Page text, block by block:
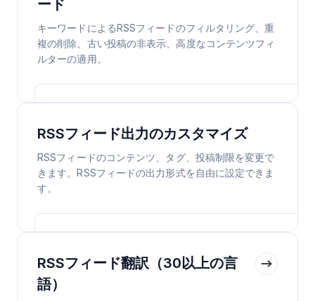
ード
キーワードによるRSSフィードのフィルタリング、重
複の削除、古い投稿の非表示、高度なコンテンツフィ
ルターの適用。
RSSフィード出力のカスタマイズ
RSSフィードのコンテンツ、タグ、投稿制限を変更で
きます。RSSフィードの出力形式を自由に設定できま
す。
RSSフィード翻訳（30以上の言
語）